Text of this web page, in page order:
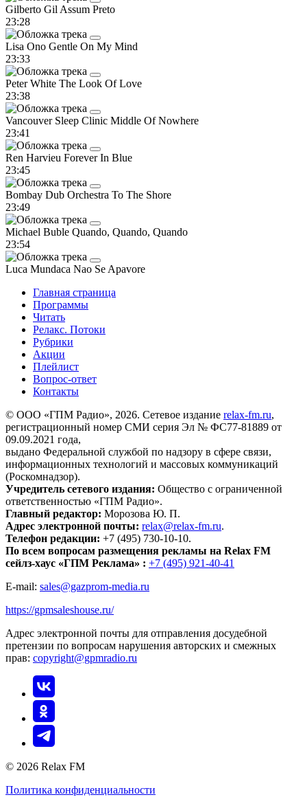
Gilberto Gil Assum Preto
23:28
Lisa Ono Gentle On My Mind
23:33
Peter White The Look Of Love
23:38
Vancouver Sleep Clinic Middle Of Nowhere
23:41
Ren Harvieu Forever In Blue
23:45
Bombay Dub Orchestra To The Shore
23:49
Michael Buble Quando, Quando, Quando
23:54
Luca Mundaca Nao Se Apavore
Главная страница
Программы
Читать
Релакс. Потоки
Рубрики
Акции
Плейлист
Вопрос-ответ
Контакты
© ООО «ГПМ Радио», 2026. Сетевое издание relax-fm.ru,
регистрационный номер СМИ серия Эл № ФС77-81889 от
09.09.2021 года,
выдано Федеральной службой по надзору в сфере связи,
информационных технологий и массовых коммуникаций
(Роскомнадзор).
Учредитель сетевого издания: Общество с ограниченной
ответственностью «ГПМ Радио».
Главный редактор: Морозова Ю. П.
Адрес электронной почты: relax@relax-fm.ru.
Телефон редакции: +7 (495) 730-10-10.
По всем вопросам размещения рекламы на Relax FM
сейлз-хаус «ГПМ Реклама» : +7 (495) 921-40-41
E-mail: sales@gazprom-media.ru
https://gpmsaleshouse.ru/
Адрес электронной почты для отправления досудебной
претензии по вопросам нарушения авторских и смежных
прав: copyright@gpmradio.ru
© 2026 Relax FM
Политика конфиденциальности